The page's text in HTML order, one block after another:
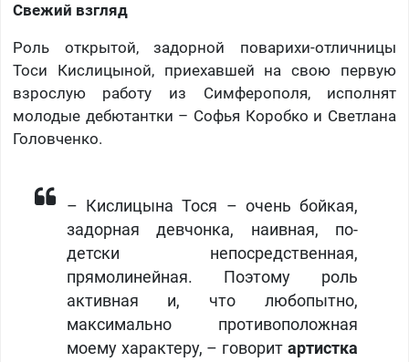
Свежий взгляд
Роль открытой, задорной поварихи-отличницы
Тоси Кислицыной, приехавшей на свою первую
взрослую работу из Симферополя, исполнят
молодые дебютантки – Софья Коробко и Светлана
Головченко.
– Кислицына Тося – очень бойкая,
задорная девчонка, наивная, по-
детски непосредственная,
прямолинейная. Поэтому роль
активная и, что любопытно,
максимально противоположная
моему характеру, – говоритартистка